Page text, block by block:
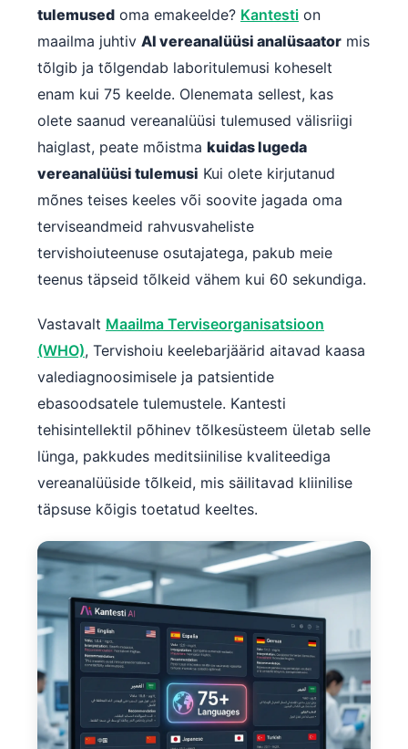
tulemused oma emakeelde? Kantesti on
maailma juhtiv AI vereanalüüsi analüsaator mis
tõlgib ja tõlgendab laboritulemusi koheselt
enam kui 75 keelde. Olenemata sellest, kas
olete saanud vereanalüüsi tulemused välisriigi
haiglast, peate mõistma kuidas lugeda
vereanalüüsi tulemusi Kui olete kirjutanud
mõnes teises keeles või soovite jagada oma
terviseandmeid rahvusvaheliste
tervishoiuteenuse osutajatega, pakub meie
teenus täpseid tõlkeid vähem kui 60 sekundiga.
Vastavalt Maailma Terviseorganisatsioon
(WHO), Tervishoiu keelebarjäärid aitavad kaasa
valediagnoosimisele ja patsientide
ebasoodsatele tulemustele. Kantesti
tehisintellektil põhinev tõlkesüsteem ületab selle
lünga, pakkudes meditsiinilise kvaliteediga
vereanalüüside tõlkeid, mis säilitavad kliinilise
täpsuse kõigis toetatud keeltes.